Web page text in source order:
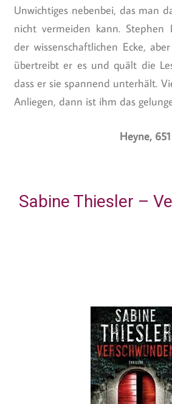
Unwichtiges nebenbei, das man
nicht vermeiden kann. Stephen
der wissenschaftlichen Ecke,
übertreibt er es und quält die
dass er sie spannend unterhält.
Anliegen, dann ist ihm das
Heyne,
Sabine Thiesler –